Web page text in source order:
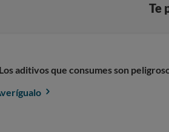
Te
aditivos que consumes son